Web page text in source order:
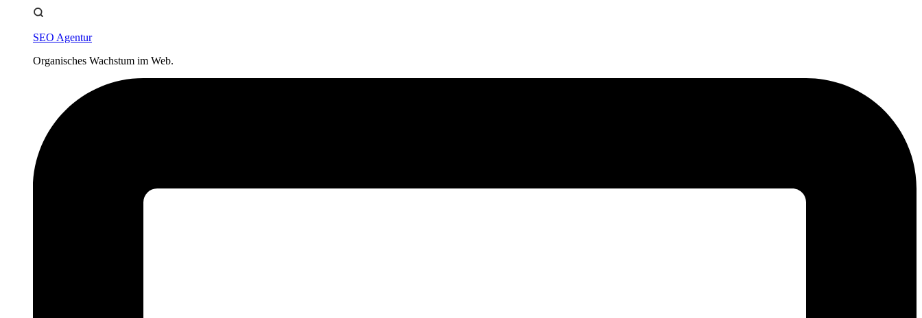
SEO Agentur
Organisches Wachstum im Web.